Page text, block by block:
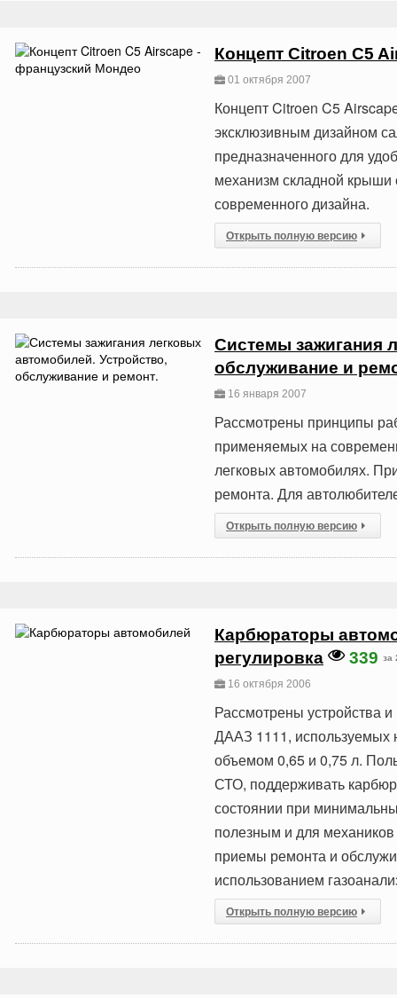
Концепт Citroen C5
01 октября 2007
Концепт Citroen C5
эксклюзивным дизайном
предназначенного для
механизм складной крыши
современного дизайна.
Открыть полную версию
Системы зажигания
обслуживание и
16 января 2007
Рассмотрены принципы
применяемых на
легковых автомобилях.
ремонта. Для
Открыть полную версию
Карбюраторы
регулировка
339 за
16 октября 2006
Рассмотрены устройства
ДААЗ 1111, используемых
объемом 0,65 и 0,75 л.
СТО, поддерживать
состоянии при
полезным и для
приемы ремонта и
использованием
Открыть полную версию